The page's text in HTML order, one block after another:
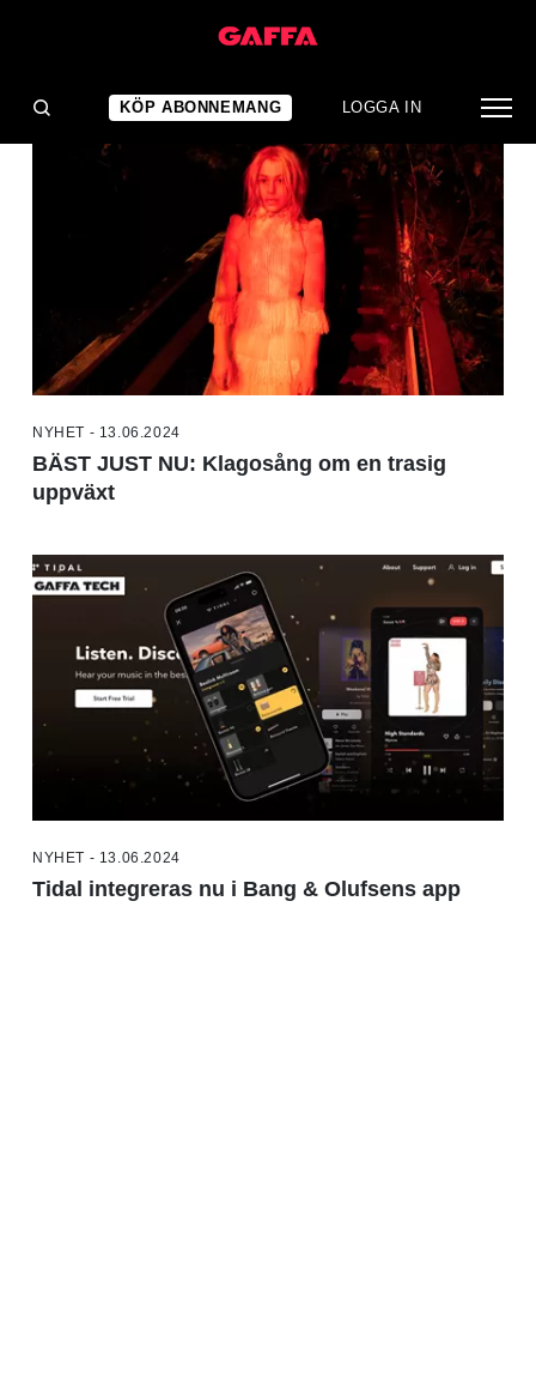
KÖP ABONNEMANG LOGGA IN
NYHET - 13.06.2024
BÄST JUST NU: Klagosång om en trasig
uppväxt
NYHET - 13.06.2024
Tidal integreras nu i Bang & Olufsens app